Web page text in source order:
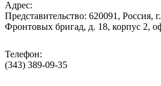
Адрес:
Представительство: 620091, Россия,
Фронтовых бригад, д. 18, корпус 2,
Телефон:
(343) 389-09-35